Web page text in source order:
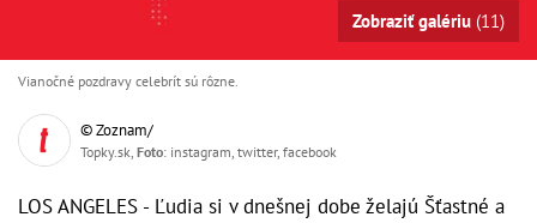
Zobraziť galériu (11)
Vianočné pozdravy celebrít sú rôzne.
© Zoznam/
Topky.sk, Foto: instagram, twitter, facebook
LOS ANGELES - Ľudia si v dnešnej dobe želajú Šťastné a